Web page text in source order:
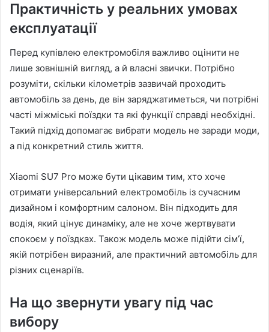
Практичність у реальних умовах
експлуатації
Перед купівлею електромобіля важливо оцінити не
лише зовнішній вигляд, а й власні звички. Потрібно
розуміти, скільки кілометрів зазвичай проходить
автомобіль за день, де він заряджатиметься, чи потрібні
часті міжміські поїздки та які функції справді необхідні.
Такий підхід допомагає вибрати модель не заради моди,
а під конкретний стиль життя.
Xiaomi SU7 Pro може бути цікавим тим, хто хоче
отримати універсальний електромобіль із сучасним
дизайном і комфортним салоном. Він підходить для
водія, який цінує динаміку, але не хоче жертвувати
спокоєм у поїздках. Також модель може підійти сім’ї,
якій потрібен виразний, але практичний автомобіль для
різних сценаріїв.
На що звернути увагу під час
вибору